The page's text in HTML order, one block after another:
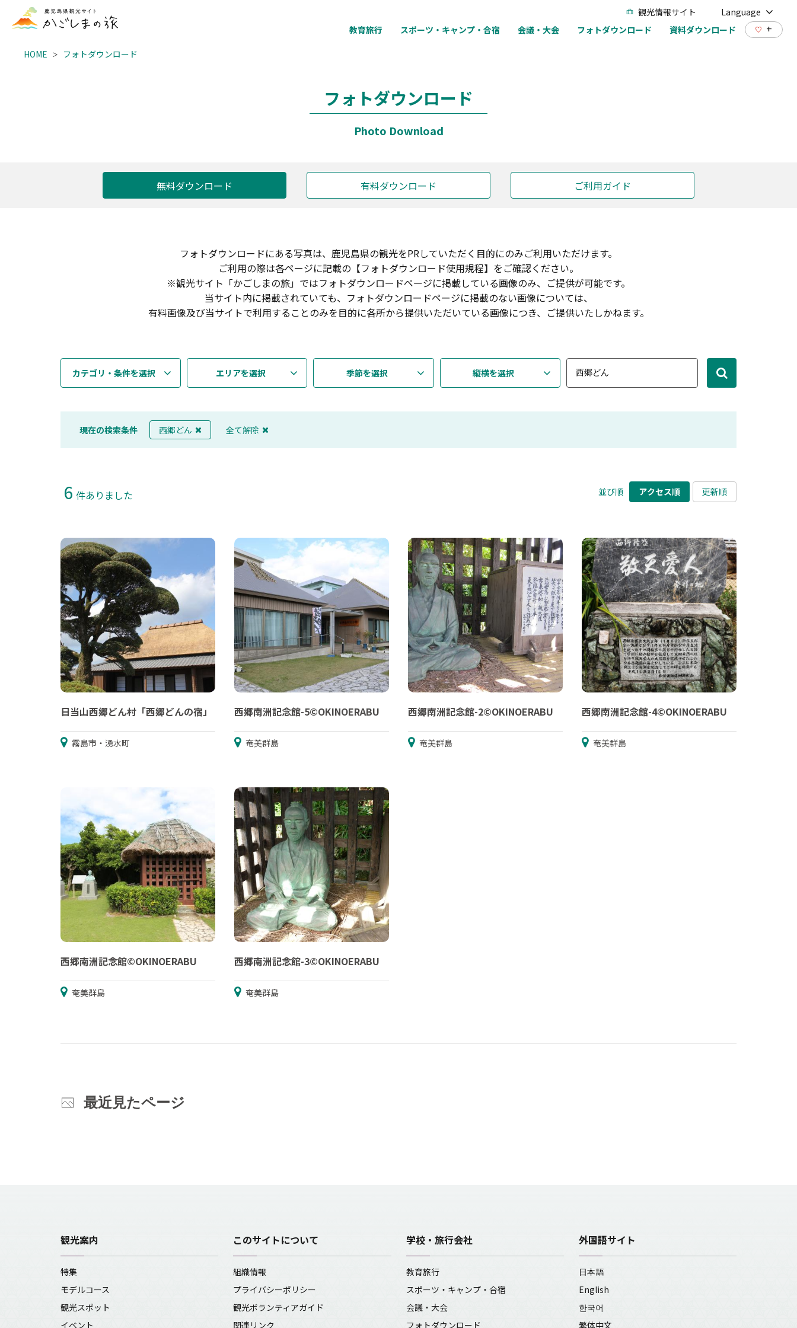
観光情報サイト
Language
教育旅行
スポーツ・キャンプ・合宿 会議・大会 フォトダウンロード 資料ダウンロード +
HOME フォトダウンロード
フォトダウンロード
Photo Download
無料ダウンロード 有料ダウンロード ご利用ガイド
フォトダウンロードにある写真は、鹿児島県の観光をPRしていただく目的にのみご利用いただけます。
ご利用の際は各ページに記載の【フォトダウンロード使用規程】をご確認ください。
※観光サイト「かごしまの旅」ではフォトダウンロードページに掲載している画像のみ、ご提供が可能です。
当サイト内に掲載されていても、フォトダウンロードページに掲載のない画像については、
有料画像及び当サイトで利用することのみを目的に各所から提供いただいている画像につき、ご提供いたしかねます。
カテゴリ・条件を選択 エリアを選択 季節を選択 縦横を選択
現在の検索条件 西郷どん 全て解除
6 件ありました 並び順 アクセス順 更新順
日当山西郷どん村「西郷どんの宿」
霧島市・湧水町
西郷南洲記念館-5©OKINOERABU
奄美群島
西郷南洲記念館-2©OKINOERABU
奄美群島
西郷南洲記念館-4©OKINOERABU
奄美群島
西郷南洲記念館©OKINOERABU
奄美群島
西郷南洲記念館-3©OKINOERABU
奄美群島
最近見たページ
観光案内
特集
モデルコース
観光スポット
イベント
このサイトについて
組織情報
プライバシーポリシー
観光ボランティアガイド
関連リンク
学校・旅行会社
教育旅行
スポーツ・キャンプ・合宿
会議・大会
フォトダウンロード
外国語サイト
日本語
English
한국어
繁体中文